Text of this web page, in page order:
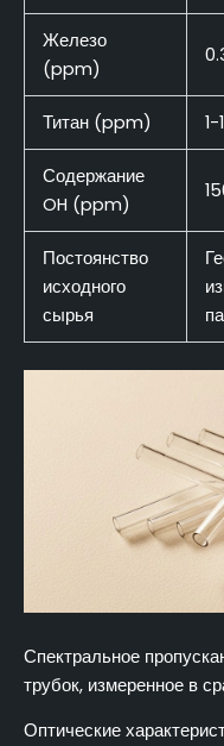
Железо
(ppm)
Титан (ppm) 1-
Содержание
OH (ppm)
Постоянство
исходного
сырья
Спектральное
трубок, измеренное в
Оптические